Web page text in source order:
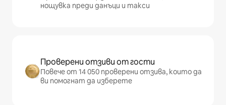
нощувка преди данъци и такси
Проверени отзиви от гости
Повече от 14 050 проверени отзива, които да
ви помогнат да изберете